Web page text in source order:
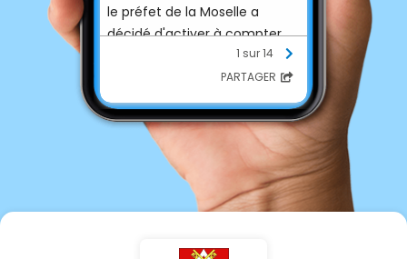
le préfet de la Moselle a
décidé d'activer à compter
le degré de danger sévère
pour l'ensemble du
département.
1 sur 14
PARTAGER